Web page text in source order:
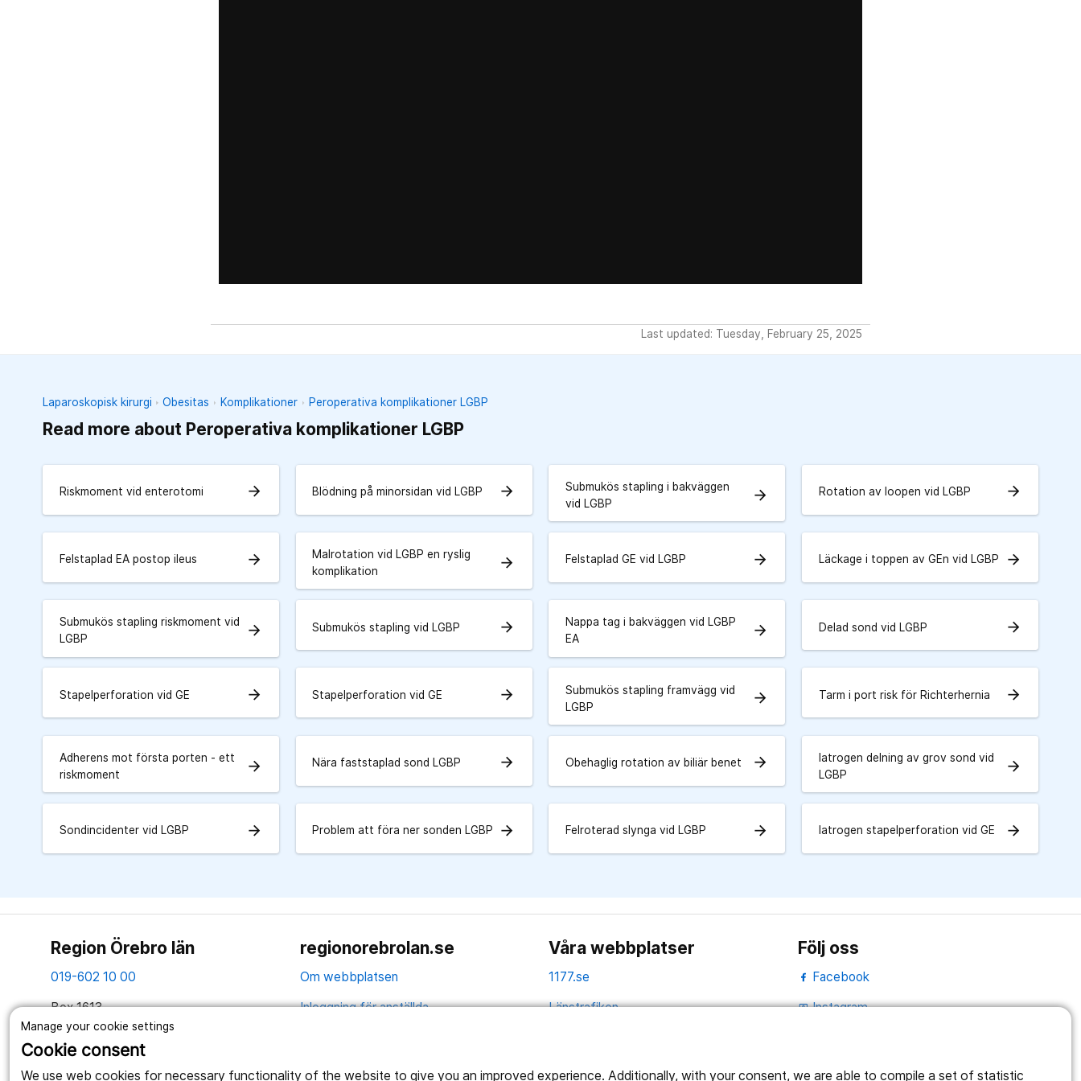
Manage your cookie settings
Cookie consent
We use web cookies for necessary functionality of the website to give you an improved experience. Additionally, with your consent, we are able to compile a set of statistic
Last updated: Tuesday, February 25, 2025
Laparoskopisk kirurgi Obesitas Komplikationer Peroperativa komplikationer LGBP
Read more about Peroperativa komplikationer LGBP
Riskmoment vid enterotomi arrow_forward Blödning på minorsidan vid LGBP arrow_forward
Submukös stapling i bakväggen
vid LGBP
arrow_forward Rotation av loopen vid LGBP arrow_forward
Felstaplad EA postop ileus arrow_forward
Malrotation vid LGBP en ryslig
komplikation
arrow_forward Felstaplad GE vid LGBP arrow_forward Läckage i toppen av GEn vid LGBP arrow_forward
Submukös stapling riskmoment vid
LGBP
arrow_forward Submukös stapling vid LGBP arrow_forward
Nappa tag i bakväggen vid LGBP
EA
arrow_forward Delad sond vid LGBP arrow_forward
Stapelperforation vid GE arrow_forward Stapelperforation vid GE arrow_forward
Submukös stapling framvägg vid
LGBP
arrow_forward Tarm i port risk för Richterhernia arrow_forward
Adherens mot första porten - ett
riskmoment
arrow_forward Nära faststaplad sond LGBP arrow_forward Obehaglig rotation av biliär benet arrow_forward
Iatrogen delning av grov sond vid
LGBP
arrow_forward
Sondincidenter vid LGBP arrow_forward Problem att föra ner sonden LGBP arrow_forward Felroterad slynga vid LGBP arrow_forward Iatrogen stapelperforation vid GE arrow_forward
Region Örebro län
019-602 10 00
Box 1613
701 16 Örebro
Tillsammans skapar vi ett bättre liv
regionorebrolan.se
Om webbplatsen
Inloggning för anställda
Webbplatsens tillgänglighet
Våra webbplatser
1177.se
Länstrafiken
Följ oss
Facebook
portraitInstagram